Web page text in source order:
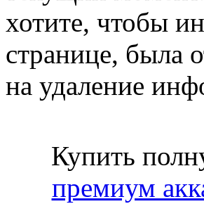
хотите, чтобы
странице, была
на удаление
Купить
премиум